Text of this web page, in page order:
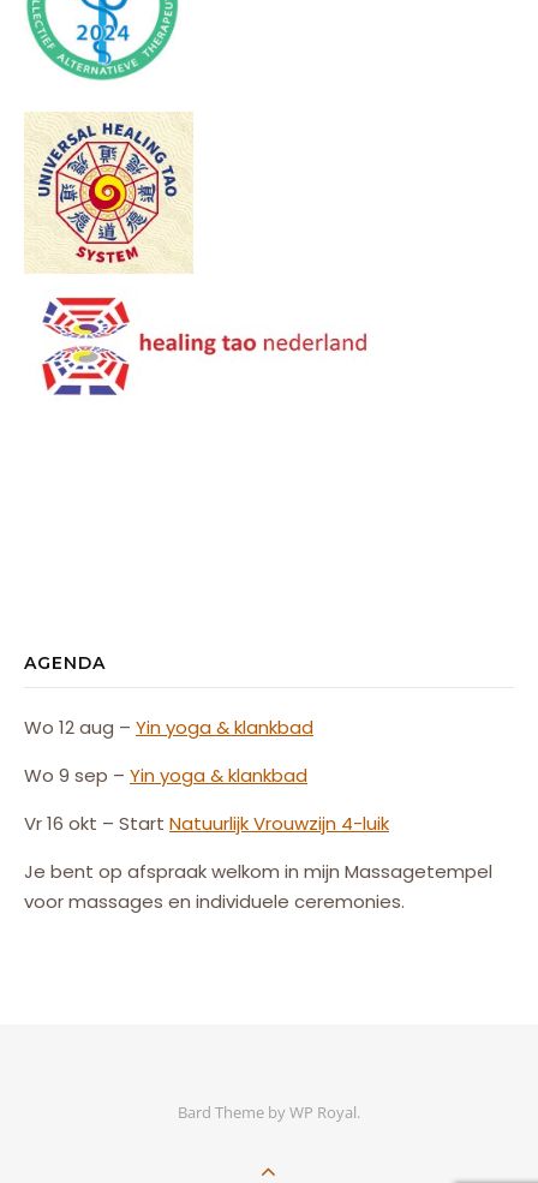
AGENDA
Wo 12 aug – Yin yoga & klankbad
Wo 9 sep – Yin yoga & klankbad
Vr 16 okt – Start NatuurlijkVrouwzijn 4-luik
Je bent op afspraak welkom in mijn Massagetempel
voor massages en individuele ceremonies.
Bard Theme byWP Royal.